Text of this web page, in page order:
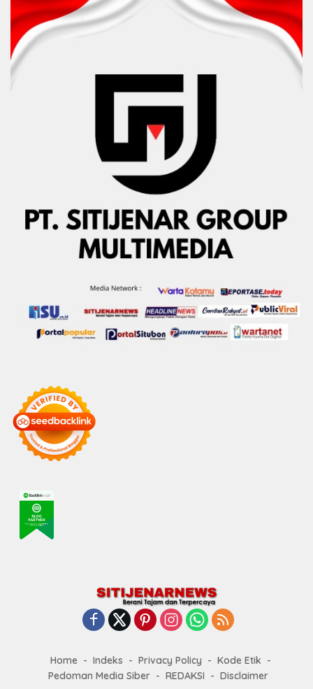
Home Indeks Privacy Policy
Kode Etik
Pedoman Media Siber
REDAKSI
Disclaimer